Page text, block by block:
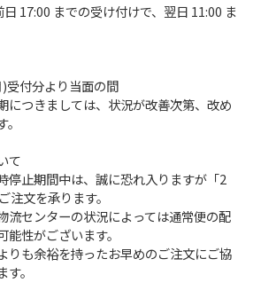
17:00 までの受け付けで、翌日 11:00 ま
受付分より当面の間
につきましては、状況が改善次第、改め
て
停止期間中は、誠に恐れ入りますが「2
注文を承ります。
流センターの状況によっては通常便の配
性がございます。
りも余裕を持ったお早めのご注文にご協
。